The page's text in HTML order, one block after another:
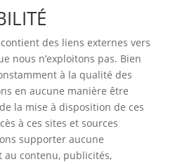
des liens externes vers
nous n’exploitons pas. Bien
à la qualité des
en aucune manière être
la mise à disposition de ces
à ces sites et sources
supporter aucune
contenu, publicités,